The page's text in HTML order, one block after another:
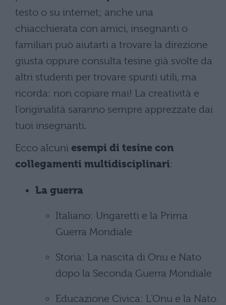
testo o su internet; anche una
chiacchierata con amici, insegnanti o
familiari può aiutarti a trovare la direzione
giusta oppure consulta tesine già svolte da
altri studenti per trovare spunti utili, ma
ricorda: non copiare mai! La creatività e
l’originalità saranno sempre apprezzate dai
tuoi insegnanti.
Ecco alcuni esempi di tesine con
collegamenti multidisciplinari:
La guerra
Italiano: Ungaretti e la Prima
Guerra Mondiale
Storia: La nascita di Onu e Nato
dopo la Seconda Guerra Mondiale
Educazione Civica: L’Onu e la Nato